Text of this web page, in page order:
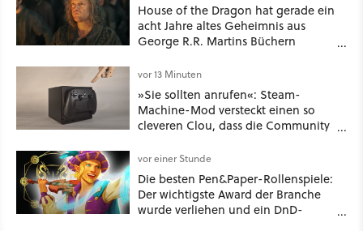
House of the Dragon hat gerade ein
acht Jahre altes Geheimnis aus
George R.R. Martins Büchern
vor 13 Minuten
»Sie sollten anrufen«: Steam-
Machine-Mod versteckt einen so
cleveren Clou, dass die Community
gleich so macht
vor einer Stunde
Die besten Pen&Paper-Rollenspiele:
Der wichtigste Award der Branche
wurde verliehen und ein DnD-